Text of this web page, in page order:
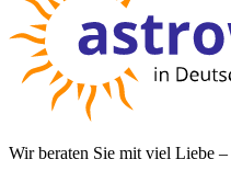
Wir beraten Sie mit viel Liebe –